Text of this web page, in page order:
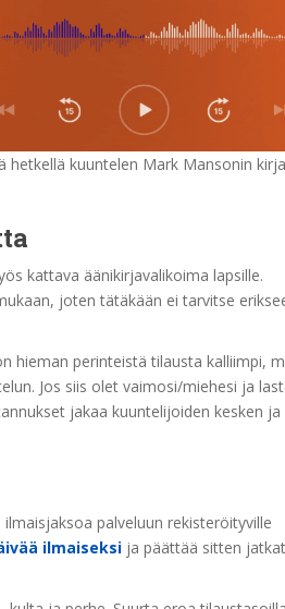
kuuntelen Mark Mansonin
kattava äänikirjavalikoima lapsille.
joten tätäkään ei tarvitse
hieman perinteistä tilausta kalliimpi,
Jos siis olet vaimosi/miehesi ja
jakaa kuuntelijoiden kesken ja
palveluun rekisteröityville
ilmaiseksi ja päättää sitten